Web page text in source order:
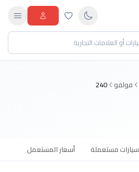
فولفو 240
سيارات مستعملة أسعار المستعمل